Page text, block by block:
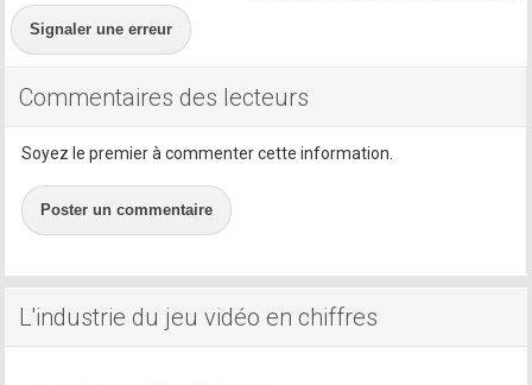
Signaler une erreur
Commentaires des lecteurs
Soyez le premier à commenter cette information.
Poster un commentaire
L'industrie du jeu vidéo en chiffres